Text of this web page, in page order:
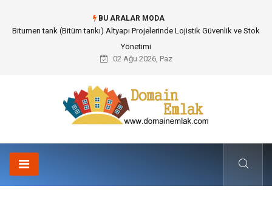
BU ARALAR MODA
Güvenilir Chip Satışı: Kesintisiz Poker Deneyimi İçin Profesyonel Destek
02 Ağu 2026, Paz